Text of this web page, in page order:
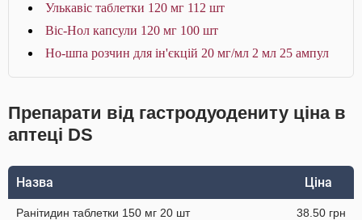
Улькавіс таблетки 120 мг 112 шт
Віс-Нол капсули 120 мг 100 шт
Но-шпа розчин для ін'єкцій 20 мг/мл 2 мл 25 ампул
Препарати від гастродуодениту ціна в
аптеці DS
Назва Ціна
Ранітидин таблетки 150 мг 20 шт 38.50 грн